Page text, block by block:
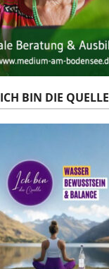
ICH BIN DIE QUELLE